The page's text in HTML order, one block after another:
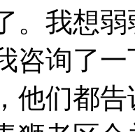
。我想
咨询了
他们都